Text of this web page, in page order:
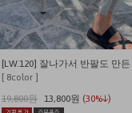
[ 8color ]
19,800원 13,800원 (30%↓)